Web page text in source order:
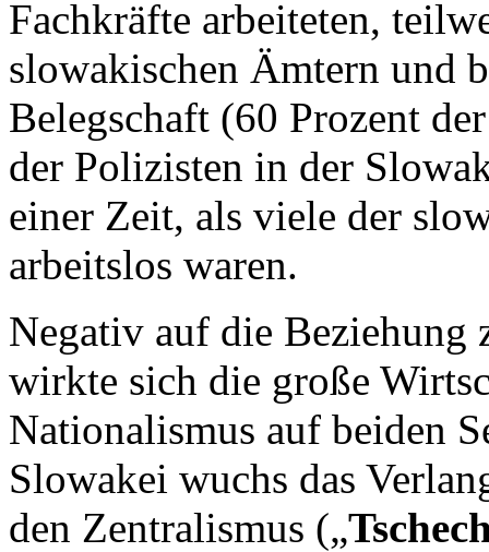
Fachkräfte arbeiteten,
slowakischen Ämtern und
Belegschaft (60 Prozent
der Polizisten in der
einer Zeit, als viele der
arbeitslos waren.
Negativ auf die Beziehung
wirkte sich die große
Nationalismus auf beiden
Slowakei wuchs das
den Zentralismus („